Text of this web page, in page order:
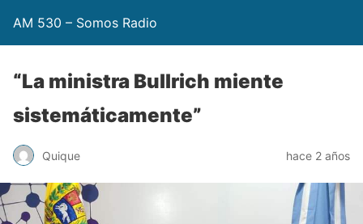
AM 530 – Somos Radio
“La ministra Bullrich miente
sistemáticamente”
Quique hace 2 años